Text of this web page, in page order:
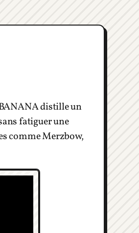
distille un
fatiguer une
comme Merzbow,